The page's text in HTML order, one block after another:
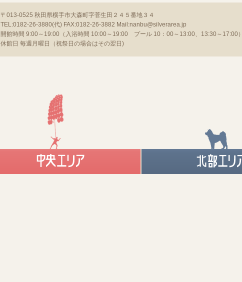
〒013-0525 秋田県横手市大森町字菅生田２４５番地３４
TEL:0182-26-3880(代) FAX:0182-26-3882 Mail:nanbu@silverarea.jp
開館時間 9:00～19:00（入浴時間 10:00～19:00 プール 10：00～13:00、13:30～17:00）
休館日 毎週月曜日（祝祭日の場合はその翌日)